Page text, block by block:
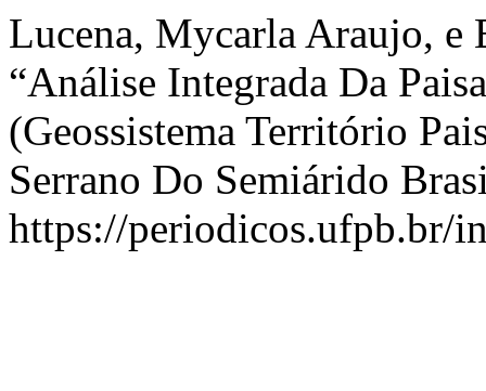
Lucena, Mycarla Araujo,
“Análise Integrada Da
(Geossistema Território
Serrano Do Semiárido
https://periodicos.ufpb.br/